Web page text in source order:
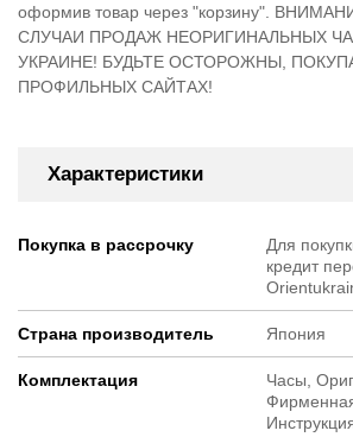
оформив товар через "корзину".
СЛУЧАИ ПРОДАЖ НЕОРИГИНАЛЬНЫХ
УКРАИНЕ! БУДЬТЕ ОСТОРОЖНЫ,
ПРОФИЛЬНЫХ САЙТАХ!
Характеристики
Покупка в рассрочку
Для
кредит
Страна производитель Япония
Комплектация
Часы,